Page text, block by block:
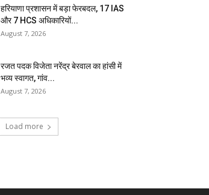
हरियाणा प्रशासन में बड़ा फेरबदल, 17 IAS
और 7 HCS अधिकारियों...
August 7, 2026
रजत पदक विजेता नरेंद्र बेरवाल का हांसी में
भव्य स्वागत, गांव...
August 7, 2026
Load more